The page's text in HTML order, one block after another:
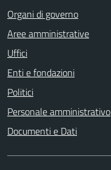
Organi di governo
Aree amministrative
Uffici
Enti e fondazioni
Politici
Personale amministrativo
Documenti e Dati